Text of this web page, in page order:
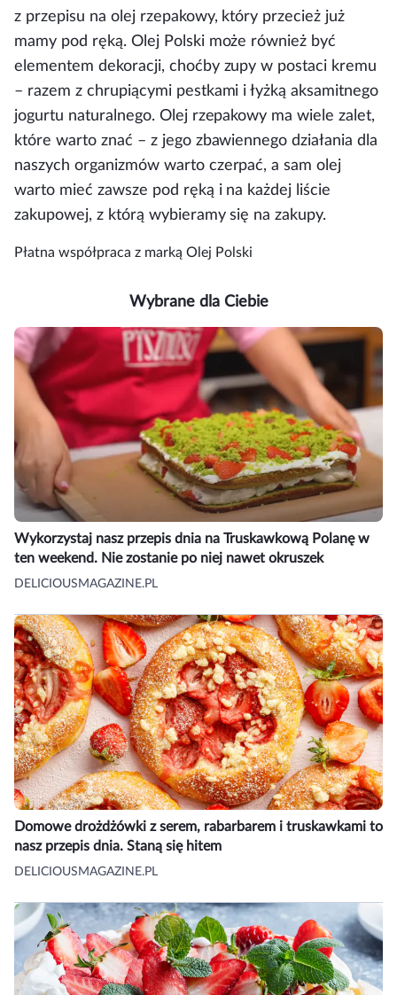
z przepisu na olej rzepakowy, który przecież już
mamy pod ręką. Olej Polski może również być
elementem dekoracji, choćby zupy w postaci kremu
– razem z chrupiącymi pestkami i łyżką aksamitnego
jogurtu naturalnego. Olej rzepakowy ma wiele zalet,
które warto znać – z jego zbawiennego działania dla
naszych organizmów warto czerpać, a sam olej
warto mieć zawsze pod ręką i na każdej liście
zakupowej, z którą wybieramy się na zakupy.
Płatna współpraca z marką Olej Polski
Wybrane dla Ciebie
Wykorzystaj nasz przepis dnia na Truskawkową Polanę w
ten weekend. Nie zostanie po niej nawet okruszek
DELICIOUSMAGAZINE.PL
Domowe drożdżówki z serem, rabarbarem i truskawkami to
nasz przepis dnia. Staną się hitem
DELICIOUSMAGAZINE.PL